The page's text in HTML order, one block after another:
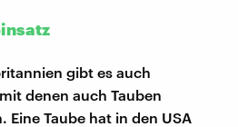
gibt es auch
denen auch Tauben
Eine Taube hat in den USA